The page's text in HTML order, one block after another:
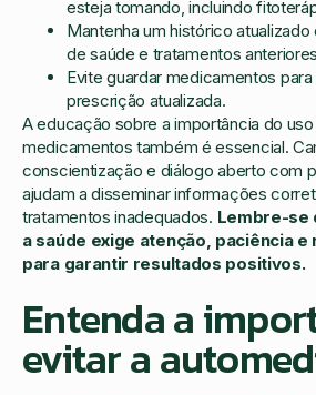
esteja tomando, incluindo
Mantenha um histórico
de saúde e tratamentos
Evite guardar medicamentos
prescrição atualizada.
A educação sobre a importância do
medicamentos também é essencial.
conscientização e diálogo aberto com
ajudam a disseminar informações
tratamentos inadequados. Lembre-se
a saúde exige atenção, paciência
para garantir resultados positivos.
Entenda a
evitar a